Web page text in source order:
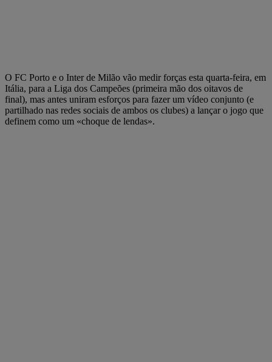
O FC Porto e o Inter de Milão vão medir forças esta quarta-feira, em
Itália, para a Liga dos Campeões (primeira mão dos oitavos de
final), mas antes uniram esforços para fazer um vídeo conjunto (e
partilhado nas redes sociais de ambos os clubes) a lançar o jogo que
definem como um «choque de lendas».